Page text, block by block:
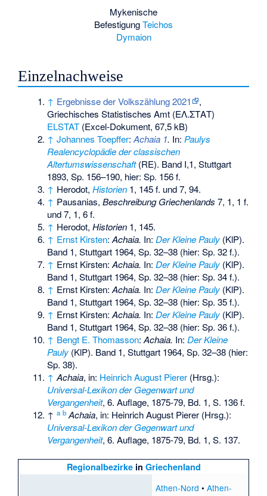
Mykenische
BefestigungTeichos
Dymaion
Einzelnachweise
↑ Ergebnisse der Volkszählung 2021
,
Griechisches Statistisches Amt (ΕΛ.ΣΤΑΤ)
ELSTAT (Excel-Dokument, 67,5 kB)
↑ Johannes Toepffer:Achaia 1. In:Paulys
Realencyclopädie der classischen
Altertumswissenschaft(RE). Band I,1, Stuttgart
1893, Sp. 156–190, hier: Sp. 156 f.
↑ Herodot,Historien 1, 145 f. und 7, 94.
↑ Pausanias,Beschreibung Griechenlands 7, 1, 1 f.
und 7, 1, 6 f.
↑ Herodot,Historien 1, 145.
↑ Ernst Kirsten:Achaia. In:Der Kleine Pauly (KlP).
Band 1, Stuttgart 1964, Sp. 32–38 (hier: Sp. 32 f.).
↑ Ernst Kirsten:Achaia. In:Der Kleine Pauly (KlP).
Band 1, Stuttgart 1964, Sp. 32–38 (hier: Sp. 34 f.).
↑ Ernst Kirsten:Achaia. In:Der Kleine Pauly (KlP).
Band 1, Stuttgart 1964, Sp. 32–38 (hier: Sp. 35 f.).
↑ Ernst Kirsten:Achaia. In:Der Kleine Pauly (KlP).
Band 1, Stuttgart 1964, Sp. 32–38 (hier: Sp. 36 f.).
↑ Bengt E. Thomasson:Achaia. In:Der Kleine
Pauly (KlP). Band 1, Stuttgart 1964, Sp. 32–38 (hier:
Sp. 38).
↑ Achaia, in: Heinrich August Pierer (Hrsg.):
Universal-Lexikon der Gegenwart und
Vergangenheit, 6. Auflage, 1875-79, Bd. 1, S. 136 f.
↑a b Achaia, in: Heinrich August Pierer (Hrsg.):
Universal-Lexikon der Gegenwart und
Vergangenheit, 6. Auflage, 1875-79, Bd. 1, S. 137.
Regionalbezirkein Griechenland
Athen-Nord • Athen-